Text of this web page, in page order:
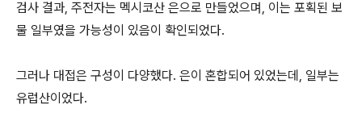
검사 결과, 주전자는 멕시코산 은으로 만들었으며, 이는 포획된 보
물 일부였을 가능성이 있음이 확인되었다.
그러나 대접은 구성이 다양했다. 은이 혼합되어 있었는데, 일부는
유럽산이었다.